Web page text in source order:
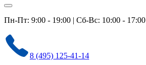
Пн-Пт: 9:00 - 19:00 | Сб-Вс: 10:00 - 17:00
8 (495) 125-41-14